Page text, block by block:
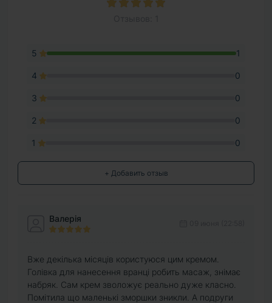
5 1
4 0
3 0
2 0
1 0
+ Добавить отзыв
Валерія
Вже декілька місяців користуюся цим кремом.
Голівка для нанесення вранці робить масаж, знімає
набряк. Сам крем зволожує реально дуже класно.
Помітила що маленькі зморшки зникли. А подруги